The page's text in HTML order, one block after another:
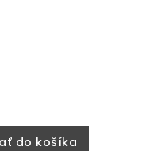
do košíka